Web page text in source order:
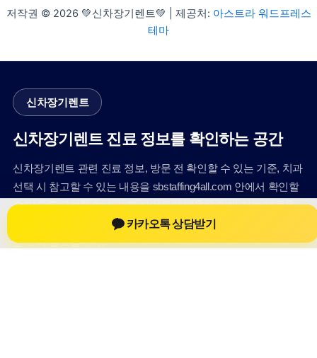
저작권 © 2026 💚신차장기렌트💚 | 제공처: 아스트라 워드프레스
테마
신차장기렌트
신차장기렌트 진료 정보를 확인하는 공간
신차장기렌트 관련 진료 정보, 방문 전 확인할 수 있는 기준, 치과
선택 시 참고할 수 있는 내용을 sbstaffing4all.com 안에서 확인할
수 있도록 구성했습니다. 본 사이트의 내용은 일반 정보 제공을
위한 자료이며, 실제 진료 판단은 의료기관 상담을 통해 확인하
는 것이 필요합니다.
카카오톡 상담받기